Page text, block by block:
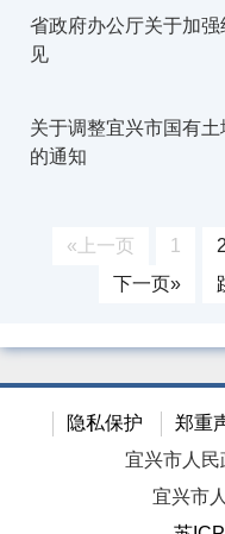
省政府办公厅关于加
见
关于调整宜兴市国有
的通知
«上一页 1 2
下一页»
隐私保护 郑重
宜兴市人
宜兴市